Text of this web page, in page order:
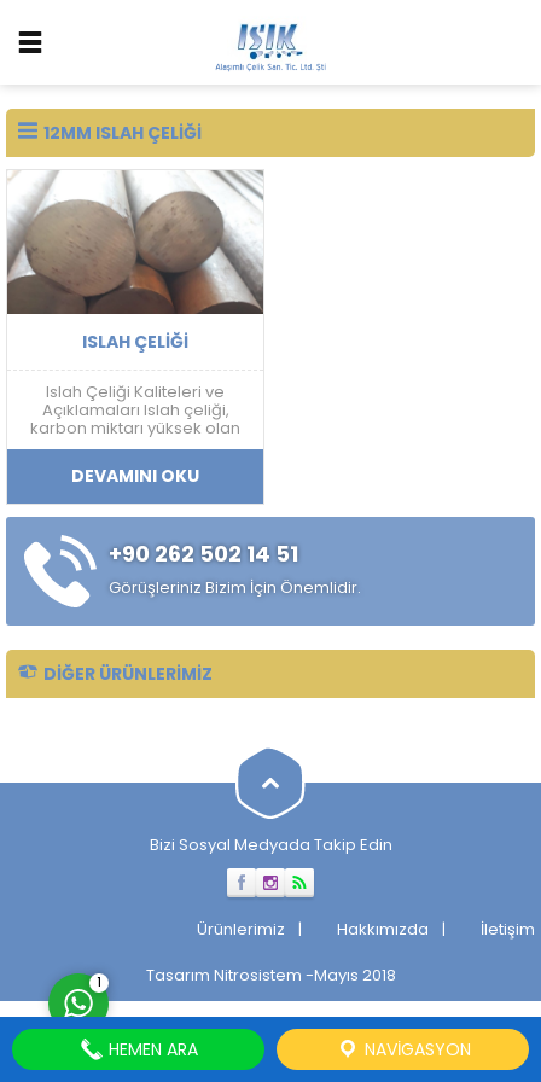
12MM ISLAH ÇELIĞI
ISLAH ÇELIĞI
Islah Çeliği Kaliteleri ve
Açıklamaları Islah çeliği,
karbon miktarı yüksek olan
ve sertleştirme işlemine
uygun olan çeliklerdir. Islah
çeliği, farklı alaşım
elementleri ile birleştirilerek
çeşitli kalitelerde üretilir. Bu
kaliteler, çeliklerin mekanik
özelliklerini, sertlik derinliğini,
korozyon direncini ve kaynak
kabiliyetini etkiler....
DEVAMINI OKU
+90 262 502 14 51
Görüşleriniz Bizim İçin Önemlidir.
DIĞER ÜRÜNLERIMIZ
Bizi Sosyal Medyada Takip Edin
Ürünlerimiz Hakkımızda
İletişim
Tasarım Nitrosistem -Mayıs 2018
Cevap Yaz
1
HEMEN ARA NAVIGASYON